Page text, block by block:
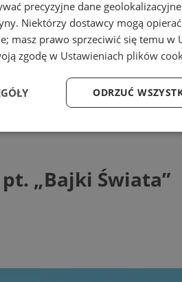
Świata"
„Bajki Świata”
precyzyjne dane
Niektórzy dostawcy mogą
masz prawo sprzeciwić się temu w
zgodę w Ustawieniach plików
ODRZUĆ
Wydajność Targetowanie
niezbędnych plików cookie nie można